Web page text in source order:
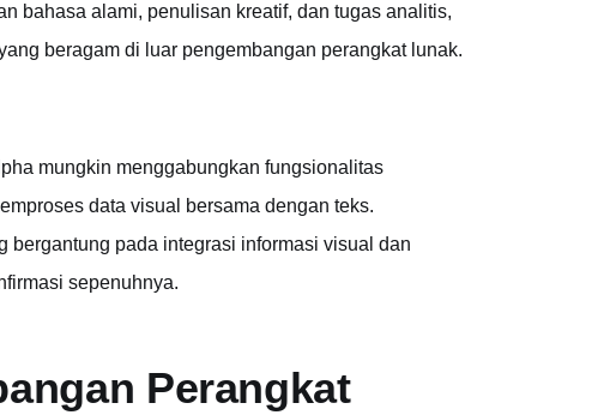
bahasa alami, penulisan kreatif, dan tugas analitis,
beragam di luar pengembangan perangkat lunak.
mungkin menggabungkan fungsionalitas
data visual bersama dengan teks.
bergantung pada integrasi informasi visual dan
sepenuhnya.
Perangkat